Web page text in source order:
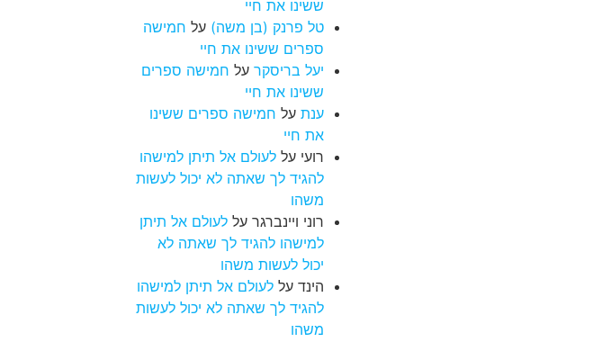
ששינו את חיי
טל פרנק (בן משה) על חמישה
ספרים ששינו את חיי
יעל בריסקר על חמישה ספרים
ששינו את חיי
ענת על חמישה ספרים ששינו
את חיי
רועי עללעולם אל תיתן למישהו
להגיד לך שאתה לא יכול לעשות
משהו
רוני ויינברגר עללעולם אל תיתן
למישהו להגיד לך שאתה לא
יכול לעשות משהו
הינד עללעולם אל תיתן למישהו
להגיד לך שאתה לא יכול לעשות
משהו